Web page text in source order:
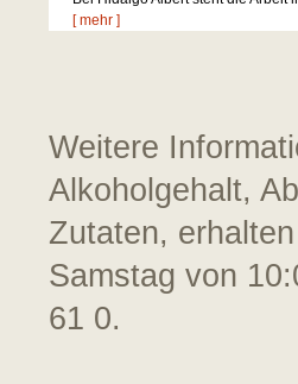
[ mehr ]
Weitere
Alkoholgehalt,
Zutaten,
Samstag von
61 0.